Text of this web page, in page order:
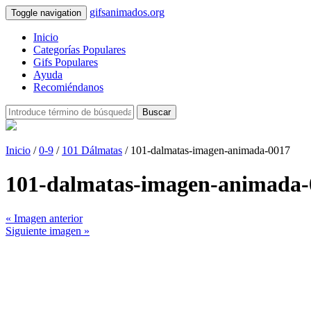
Toggle navigation gifsanimados.org
Inicio
Categorías Populares
Gifs Populares
Ayuda
Recomiéndanos
Buscar
Inicio /0-9 / 101 Dálmatas / 101-dalmatas-imagen-animada-0017
101-dalmatas-imagen-
« Imagen anterior
Siguiente imagen »